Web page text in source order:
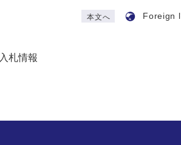
本文へ Foreign
入札情報